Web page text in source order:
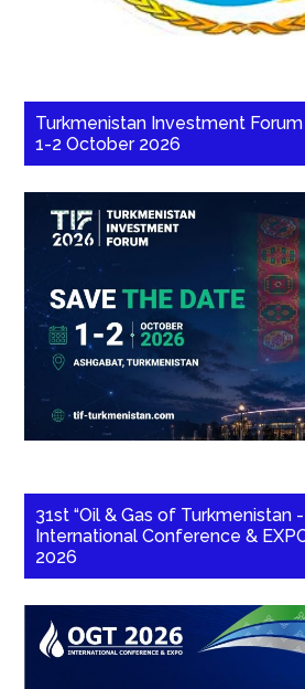
Turkmenistan Investment
1-2 October 2026
31st “Oil & Gas of Turkmenistan
International Conference &
2026